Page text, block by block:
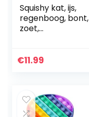
Squishy kat, ijs,
regenboog, bont,
zoet,
stijgende
€11.99